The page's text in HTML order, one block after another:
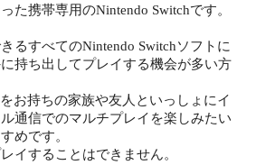
た携帯専用のNintendo Switchです。
るすべてのNintendo Switchソフトに
持ち出してプレイする機会が多い方
お持ちの家族や友人といっしょにイ
通信でのマルチプレイを楽しみたい
めです。
イすることはできません。